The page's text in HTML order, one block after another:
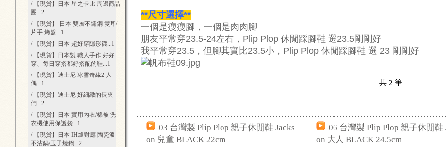
/ 【現貨】日本 星之卡比 周邊商品
團 ...2
/ 【現貨】 日本 雙層不鏽鋼 雙耳/
片手 烤盤...1
/ 【現貨】日本 超好穿隱形襪...1
/ 【現貨】日本製 職人手作 好好
穿、每日穿搭都好搭配的鞋...1
/ 【現貨】迪士尼 冰雪奇緣2 人
偶...1
/ 【現貨】迪士尼 好細緻的長夾
們...2
/ 【現貨】日本 實用內衣/棉被 洗
衣機使用保護袋...1
/ 【現貨】日本 IH爐對應 陶瓷漆
不沾鍋/玉子燒鍋...2
**尺寸選擇**
一個是瘦瘦腳，一個是肉肉腳
朋友平常穿23.5-24左右，Plip Plop 休閒踩腳鞋 選23.5剛剛好
我平常穿23.5，但腳其實比23.5小，Plip Plop 休閒踩腳鞋 選 23 剛剛好
共2 筆
03 台灣製 Plip Plop 親子休閒鞋 Jacks
on 兒童 BLACK 22cm
06 台灣製 Plip Plop 親子休閒鞋
on 大人 BLACK 24.5cm